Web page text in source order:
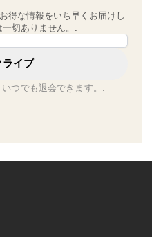
得な情報をいち早くお届けし
一切ありません。.
ライブ
つでも退会できます。.